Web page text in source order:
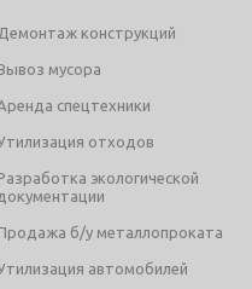
Демонтаж конструкций
мусора
спецтехники
отходов
экологической
документации
б/у металлопроката
автомобилей